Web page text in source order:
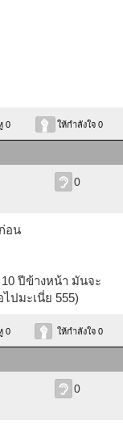
0 ให้กำลังใจ 0
0
อน
ปีข้างหน้า มันจะ
ปมะเนี่ย 555)
0 ให้กำลังใจ 0
0